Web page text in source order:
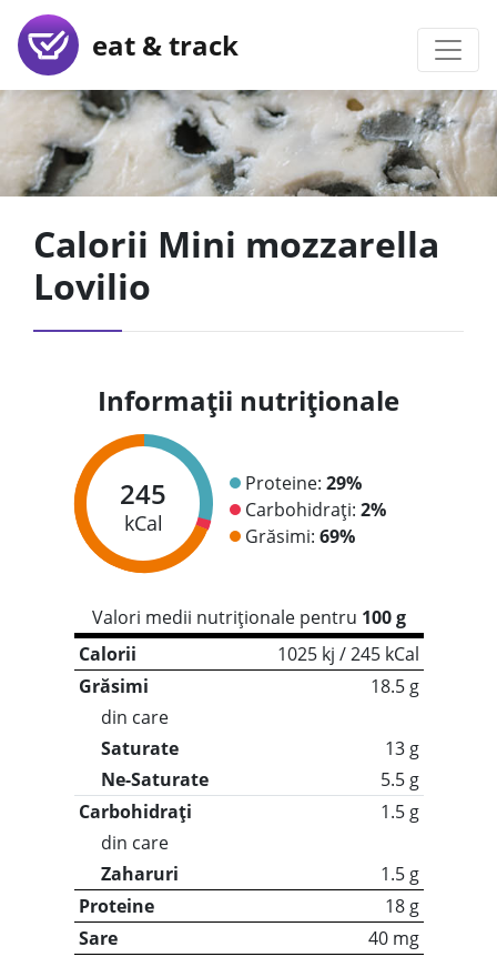
eat & track
Calorii Mini mozzarella
Lovilio
Informații nutriționale
245
kCal
Proteine: 29%
Carbohidrați: 2%
Grăsimi: 69%
Valori medii nutriționale pentru 100 g
Calorii
1025 kj / 245 kCal
Grăsimi
18.5 g
din care
Saturate
13 g
Ne-Saturate
5.5 g
Carbohidrați
1.5 g
din care
Zaharuri
1.5 g
Proteine
18 g
Sare
40 mg